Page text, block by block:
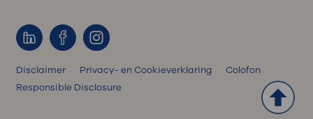
Disclaimer Privacy- en Cookieverklaring
Colofon
Responsible Disclosure